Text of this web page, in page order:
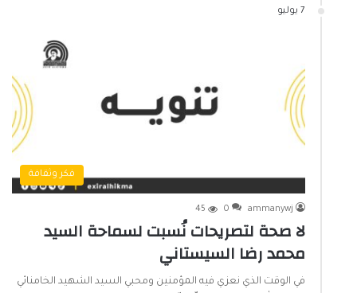
7 يوليو
فكر وثقافة
ammanywj
0
45
لا صحة لتصريحات نُسبت لسماحة السيد
محمد رضا السيستاني
في الوقت الذي نعزي فيه المؤمنين ومحبي السيد الشهيد الخامنائي